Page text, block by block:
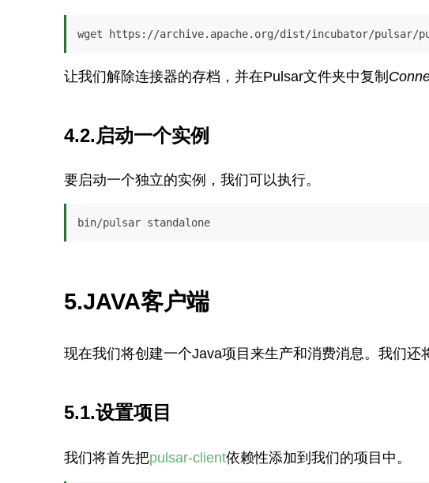
wget https://archive.apache.org/dist/incubator/pulsar/
让我们解除连接器的存档，并在Pulsar文件夹中复制
4.2.启动一个实例
要启动一个独立的实例，我们可以执行。
bin/pulsar standalone
5.JAVA客户端
现在我们将创建一个Java项目来生产和消费消息。我们还
5.1.设置项目
我们将首先把pulsar-client依赖性添加到我们的项目中。